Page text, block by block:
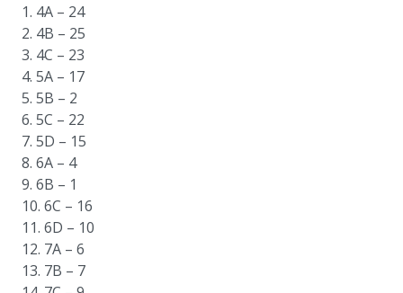
1. 4A – 24
2. 4B – 25
3. 4C – 23
4. 5A – 17
5. 5B – 2
6. 5C – 22
7. 5D – 15
8. 6A – 4
9. 6B – 1
10. 6C – 16
11. 6D – 10
12. 7A – 6
13. 7B – 7